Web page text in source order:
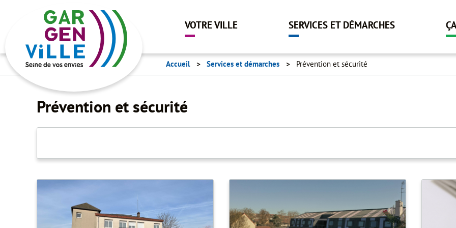
au
VOTRE VILLE SERVICES ET DÉMARCHES
Accueil Services et démarches Prévention et sécurité
Prévention et sécurité